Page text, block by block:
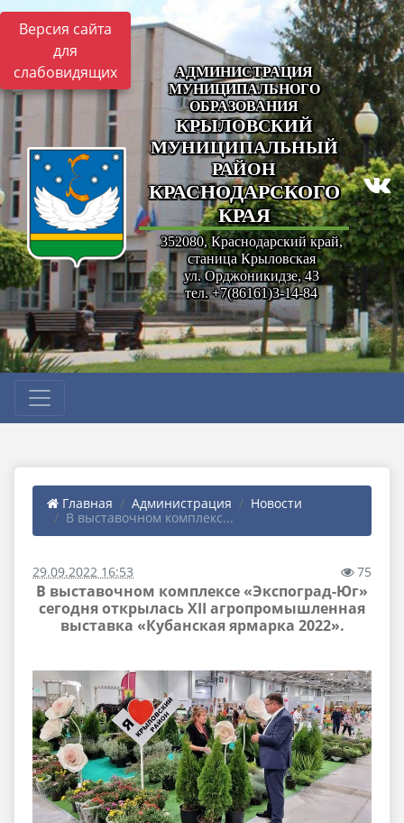
Версия сайта
для
слабовидящих
АДМИНИСТРАЦИЯ
МУНИЦИПАЛЬНОГО
ОБРАЗОВАНИЯ
КРЫЛОВСКИЙ
МУНИЦИПАЛЬНЫЙ
РАЙОН
КРАСНОДАРСКОГО
КРАЯ
352080, Краснодарский край,
станица Крыловская
ул. Орджоникидзе, 43
тел. +7(86161)3-14-84
Главная Администрация
Новости
В выставочном комплекс...
29.09.2022 16:53 75
В выставочном комплексе «Экспоград-Юг»
сегодня открылась XII агропромышленная
выставка «Кубанская ярмарка 2022».